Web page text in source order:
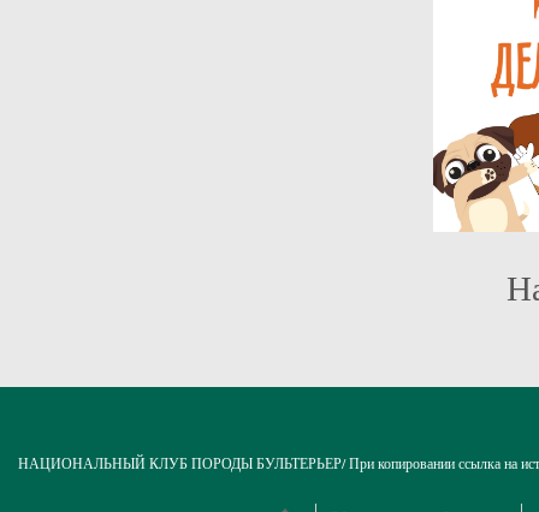
НАЦИОНАЛЬНЫЙ КЛУБ ПОРОДЫ БУЛЬТЕРЬЕР/ При копировании ссылка на